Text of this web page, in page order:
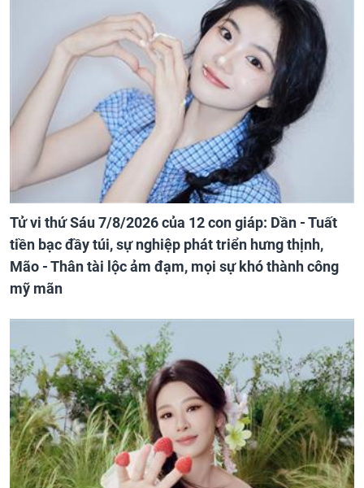
Tử vi thứ Sáu 7/8/2026 của 12 con giáp: Dần - Tuất
tiền bạc đầy túi, sự nghiệp phát triển hưng thịnh,
Mão - Thân tài lộc ảm đạm, mọi sự khó thành công
mỹ mãn